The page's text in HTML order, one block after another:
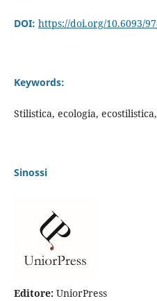
DOI: https://doi.org/10.6093/
Keywords:
Stilistica, ecologia,
Sinossi
Editore:UniorPress